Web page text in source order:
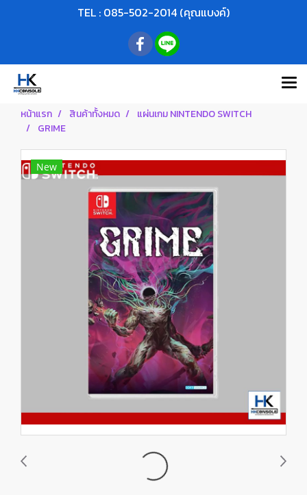
TEL : 085-502-2014 (คุณแบงค์)
หน้าแรก สินค้าทั้งหมด
แผ่นเกม NINTENDO SWITCH
GRIME
New